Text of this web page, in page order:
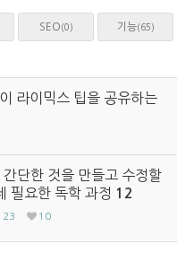
SEO (0) 기능(65)
라이믹스 팁을 공유하는
단한 것을 만들고 수정할
필요한 독학 과정 12
10